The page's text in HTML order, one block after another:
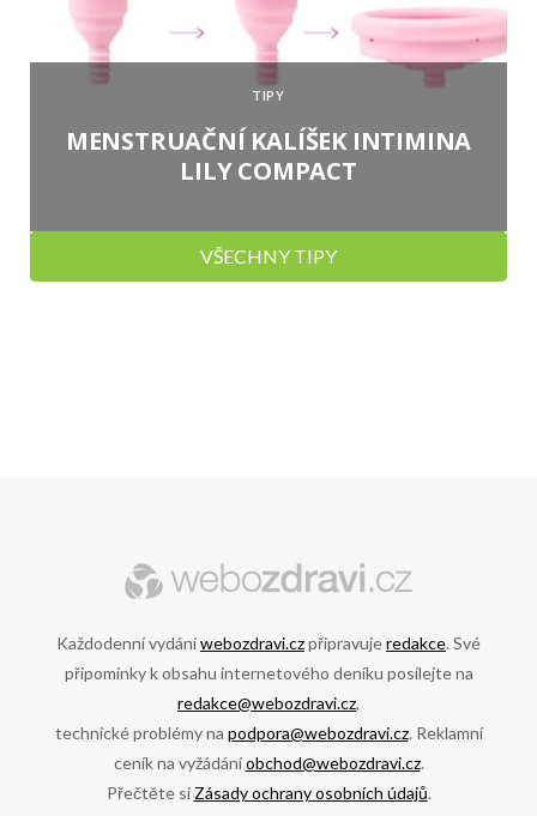
TIPY
MENSTRUAČNÍ KALÍŠEK INTIMINA
LILY COMPACT
VŠECHNY TIPY
Každodenní vydáníwebozdravi.czpřipravujeredakce. Své
připomínky k obsahu internetového deníku posílejte na
redakce@webozdravi.cz,
technické problémy na podpora@webozdravi.cz. Reklamní
ceník na vyžádáníobchod@webozdravi.cz.
Přečtěte si Zásady ochrany osobních údajů.